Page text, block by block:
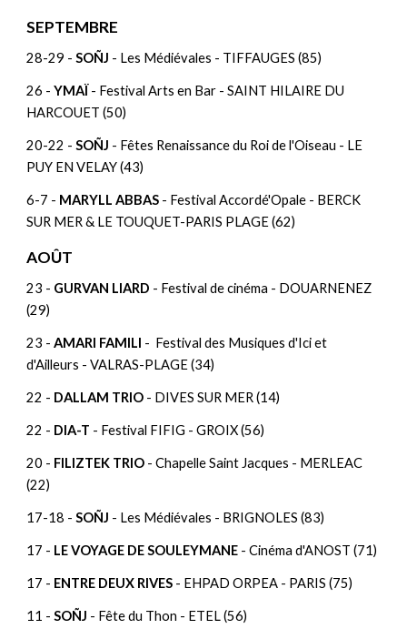
SEPTEMBRE
28-29 -SOÑJ - Les Médiévales - TIFFAUGES (85)
26 -YMAÏ- Festival Arts en Bar - SAINT HILAIRE DU
HARCOUET (50)
20-22 -SOÑJ - Fêtes Renaissance du Roi de l'Oiseau - LE
PUY EN VELAY (43)
6-7 - MARYLL ABBAS - Festival Accordé'Opale - BERCK
SUR MER & LE TOUQUET-PARIS PLAGE (62)
AOÛT
23 - GURVAN LIARD - Festival de cinéma - DOUARNENEZ
(29)
23 -AMARI FAMILI - Festival des Musiques d'Ici et
d'Ailleurs - VALRAS-PLAGE (34)
22 - DALLAM TRIO - DIVES SUR MER (14)
22 - DIA-T - Festival FIFIG - GROIX (56)
20 - FILIZTEK TRIO - Chapelle Saint Jacques - MERLEAC
(22)
17-18 -SOÑJ - Les Médiévales - BRIGNOLES (83)
17 - LE VOYAGE DE SOULEYMANE - Cinéma d'ANOST (71)
17 - ENTRE DEUX RIVES - EHPAD ORPEA - PARIS (75)
11 -SOÑJ - Fête du Thon - ETEL (56)